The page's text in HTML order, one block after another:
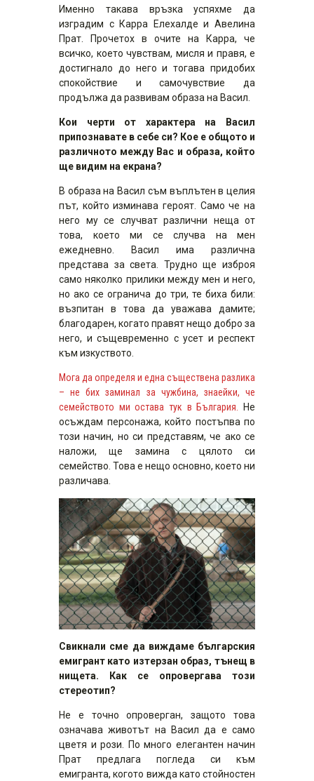
Именно такава връзка успяхме да
изградим с Карра Елехалде и Авелина
Прат. Прочетох в очите на Карра, че
всичко, което чувствам, мисля и правя, е
достигнало до него и тогава придобих
спокойствие и самочувствие да
продължа да развивам образа на Васил.
Кои черти от характера на Васил
припознавате в себе си? Кое е общото и
различното между Вас и образа, който
ще видим на екрана?
В образа на Васил съм въплътен в целия
път, който изминава героят. Само че на
него му се случват различни неща от
това, което ми се случва на мен
ежедневно. Васил има различна
представа за света. Трудно ще изброя
само няколко прилики между мен и него,
но ако се огранича до три, те биха били:
възпитан в това да уважава дамите;
благодарен, когато правят нещо добро за
него, и същевременно с усет и респект
към изкуството.
Мога да определя и една съществена разлика
– не бих заминал за чужбина, знаейки, че
семейството ми остава тук в България. Не
осъждам персонажа, който постъпва по
този начин, но си представям, че ако се
наложи, ще замина с цялото си
семейство. Това е нещо основно, което ни
различава.
Свикнали сме да виждаме българския
емигрант като изтерзан образ, тънещ в
нищета. Как се опровергава този
стереотип?
Не е точно опроверган, защото това
означава животът на Васил да е само
цветя и рози. По много елегантен начин
Прат предлага погледа си към
емигранта, когото вижда като стойностен